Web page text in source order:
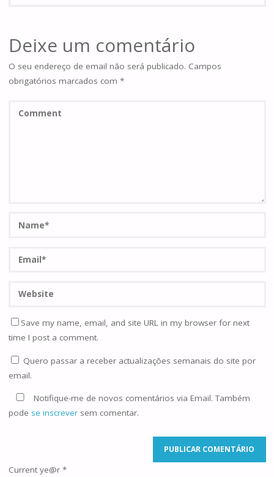
Deixe um comentário
O seu endereço de email não será publicado. Campos
obrigatórios marcados com *
Save my name, email, and site URL in my browser for next
time I post a comment.
Quero passar a receber actualizações semanais do site por
email.
Notifique-me de novos comentários via Email. Também
pode se inscreversem comentar.
Current ye@r *